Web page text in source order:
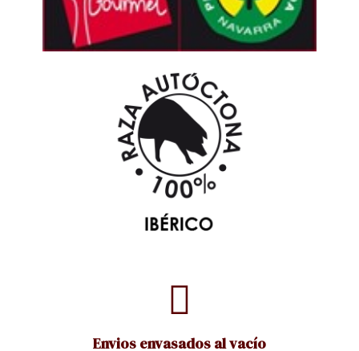
Envios envasados al vacío